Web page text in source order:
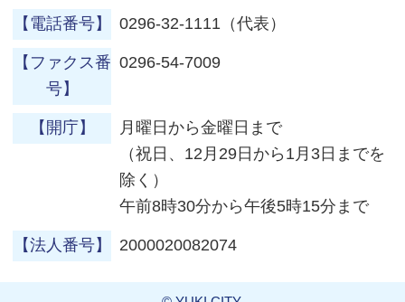
【電話番号】 0296-32-1111（代表）
【ファクス番
号】
0296-54-7009
【開庁】
月曜日から金曜日まで
（祝日、12月29日から1月3日までを
除く）
午前8時30分から午後5時15分まで
【法人番号】 2000020082074